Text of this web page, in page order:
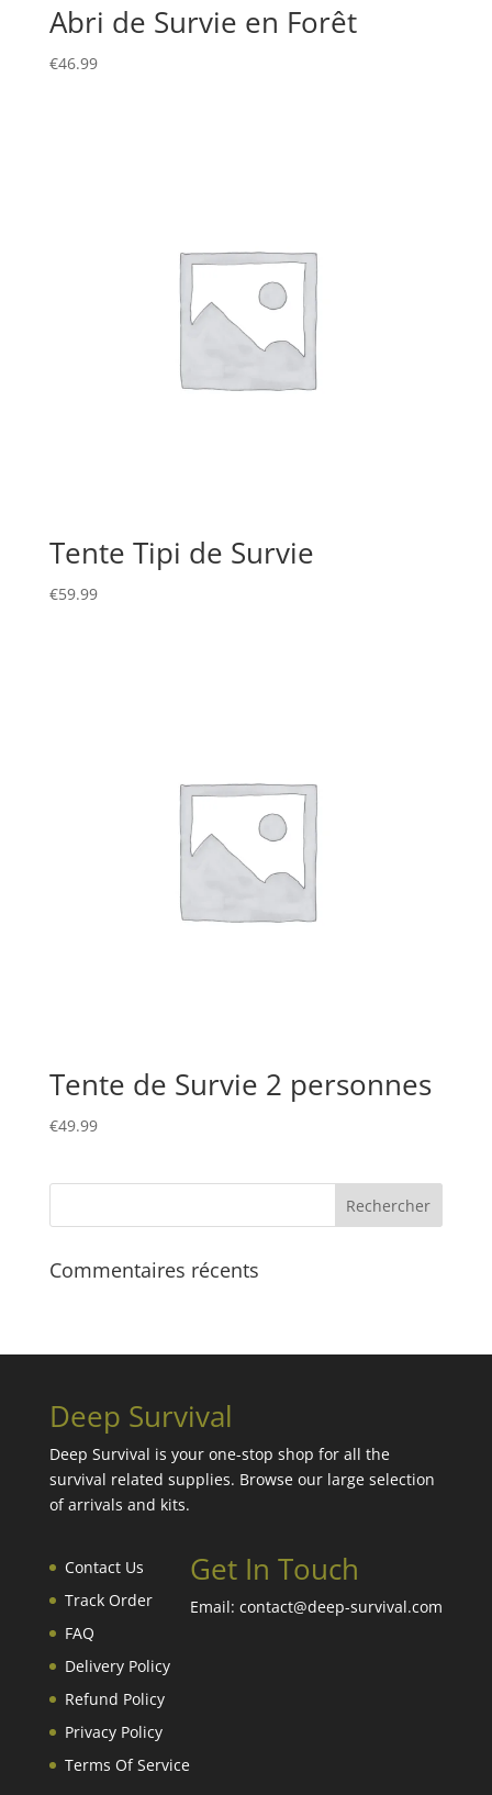
Abri de Survie en Forêt
€46.99
Tente Tipi de Survie
€59.99
Tente de Survie 2 personnes
€49.99
Commentaires récents
Deep Survival
Deep Survival is your one-stop shop for all the
survival related supplies. Browse our large selection
of arrivals and kits.
Contact Us
Track Order
FAQ
Delivery Policy
Refund Policy
Privacy Policy
Terms Of Service
Get In Touch
Email: contact@deep-survival.com